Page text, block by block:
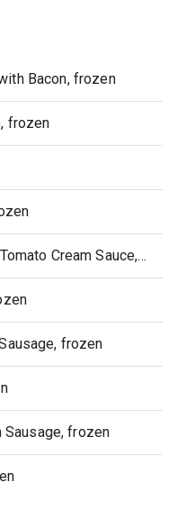
Bacon, frozen
frozen
Cheese Ravioli with Sun-dried Tomato Cream Sauce, frozen
frozen
frozen